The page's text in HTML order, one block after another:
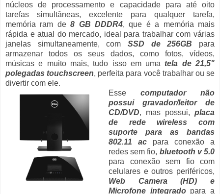
núcleos de processamento e capacidade para até oito
tarefas simultâneas, excelente para qualquer tarefa,
memória ram de8 GB DDDR4, que é a memória mais
rápida e atual do mercado, ideal para trabalhar com várias
janelas simultaneamente, com SSD de 256GB para
armazenar todos os seus dados, como fotos, vídeos,
músicas e muito mais, tudo isso em umatela de 21,5"
polegadas touchscreen, perfeita para você trabalhar ou se
divertir com ele.
Esse computador não
possui gravador/leitor de
CD/DVD, mas possui, placa
de rede wireless com
suporte para as bandas
802.11 ac para conexão a
redes sem fio, bluetooth v 5.0
para conexão sem fio com
celulares e outros periféricos,
Web Camera (HD) e
Microfone integradopara a